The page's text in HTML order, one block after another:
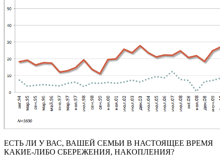
ЕСТЬ ЛИ У ВАС, ВАШЕЙ СЕМЬИ В НАСТОЯЩЕЕ ВРЕМЯ
КАКИЕ-ЛИБО СБЕРЕЖЕНИЯ, НАКОПЛЕНИЯ?